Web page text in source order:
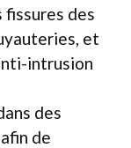
des
et
intrusion
des
de